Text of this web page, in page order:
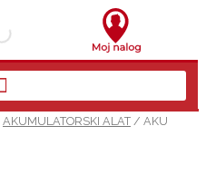
AKUMULATORSKI ALAT / AKU